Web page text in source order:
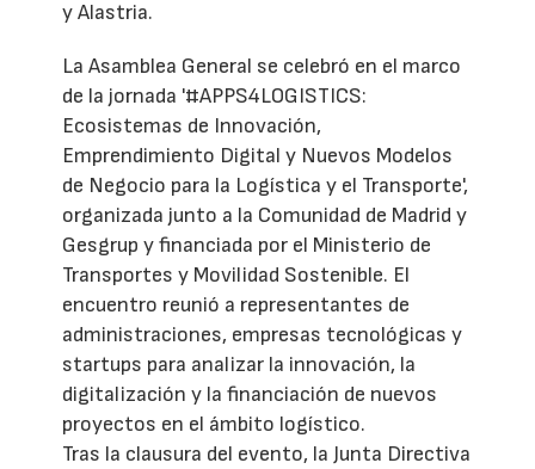
y Alastria.
La Asamblea General se celebró en el marco
de la jornada '#APPS4LOGISTICS:
Ecosistemas de Innovación,
Emprendimiento Digital y Nuevos Modelos
de Negocio para la Logística y el Transporte',
organizada junto a la Comunidad de Madrid y
Gesgrup y financiada por el Ministerio de
Transportes y Movilidad Sostenible. El
encuentro reunió a representantes de
administraciones, empresas tecnológicas y
startups para analizar la innovación, la
digitalización y la financiación de nuevos
proyectos en el ámbito logístico.
Tras la clausura del evento, la Junta Directiva